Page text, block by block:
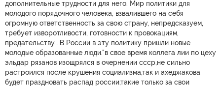
дополнительные трудности для него. Мир политики для
молодого порядочного человека, взвалившего на себя
огромную ответственность за свою страну, непредсказуем,
требует изворотливости, готовности к провокациям,
предательству… В России в эту политику пришли новые
молодые образованные люди."в свое время коллега лии по цеху
эльдар рязанов изощрялся в очернении ссср,не сильно
растроился после крушения социализма,так и ахеджакова
будет праздновать распад россии,такие только за свои